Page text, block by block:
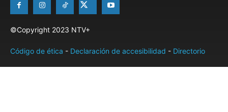
©Copyright 2023 NTV+
Código de ética - Declaración de accesibilidad - Directorio